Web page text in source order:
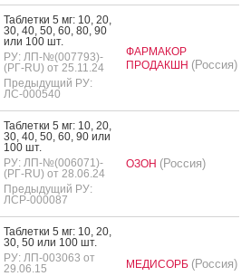
Таб­летки 5 мг: 10, 20,
30, 40, 50, 60, 80, 90
или 100 шт.
РУ: ЛП-№(007793)-
(РГ-RU) от 25.11.24
Предыдущий РУ:
ЛС-000540
ФАРМАКОР
ПРОДАКШН (Россия)
Таб­летки 5 мг: 10, 20,
30, 40, 50, 60, 90 или
100 шт.
РУ: ЛП-№(006071)-
(РГ-RU) от 28.06.24
Предыдущий РУ:
ЛСР-000087
ОЗОН (Россия)
Таб­летки 5 мг: 10, 20,
30, 50 или 100 шт.
РУ: ЛП-003063 от
29.06.15
МЕДИСОРБ (Россия)